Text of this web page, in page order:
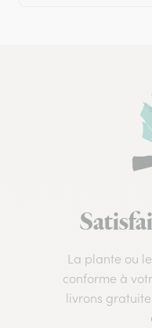
La plante ou
conforme à
livrons